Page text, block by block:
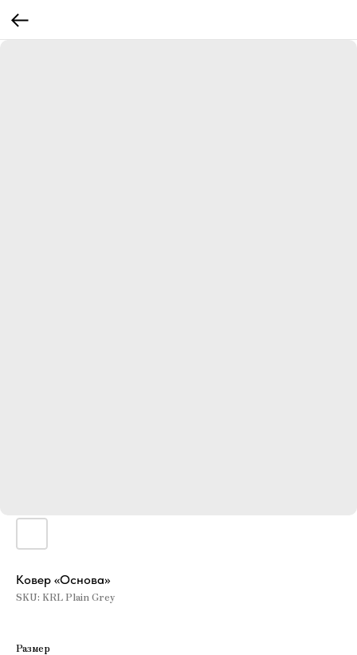
Ковер «Основа»
SKU: KRL Plain Grey
Размер